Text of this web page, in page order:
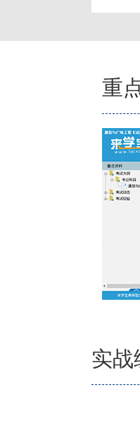
重
实战